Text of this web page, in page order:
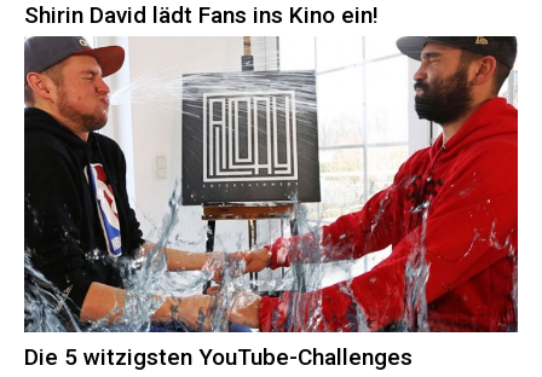
Shirin David lädt Fans ins Kino ein!
Die 5 witzigsten YouTube-Challenges